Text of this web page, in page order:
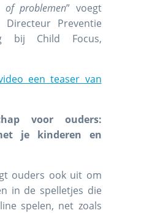
of problemen” voegt
Directeur Preventie
bij Child Focus,
een teaser van
voor ouders:
je kinderen en
ouders ook uit om
in de spelletjes die
spelen, net zoals